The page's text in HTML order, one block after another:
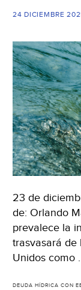
24 DICIEMBRE
23 de
de: Orlando
prevalece la
trasvasará de
Unidos como
DEUDA HÍDRICA CON